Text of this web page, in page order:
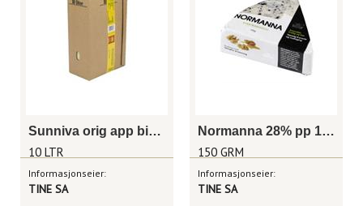
Sunniva orig app bib slim 10l
10 LTR
Informasjonseier:
TINE SA
Normanna 28% pp 150 g
150 GRM
Informasjonseier:
TINE SA